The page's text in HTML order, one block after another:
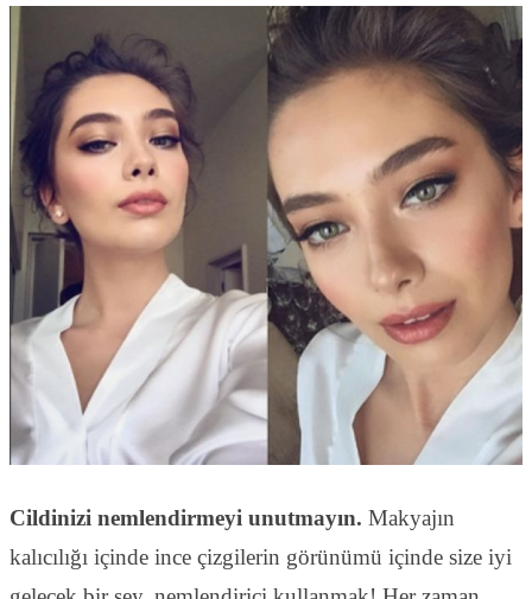
Cildinizi nemlendirmeyi unutmayın. Makyajın
kalıcılığı içinde ince çizgilerin görünümü içinde size iyi